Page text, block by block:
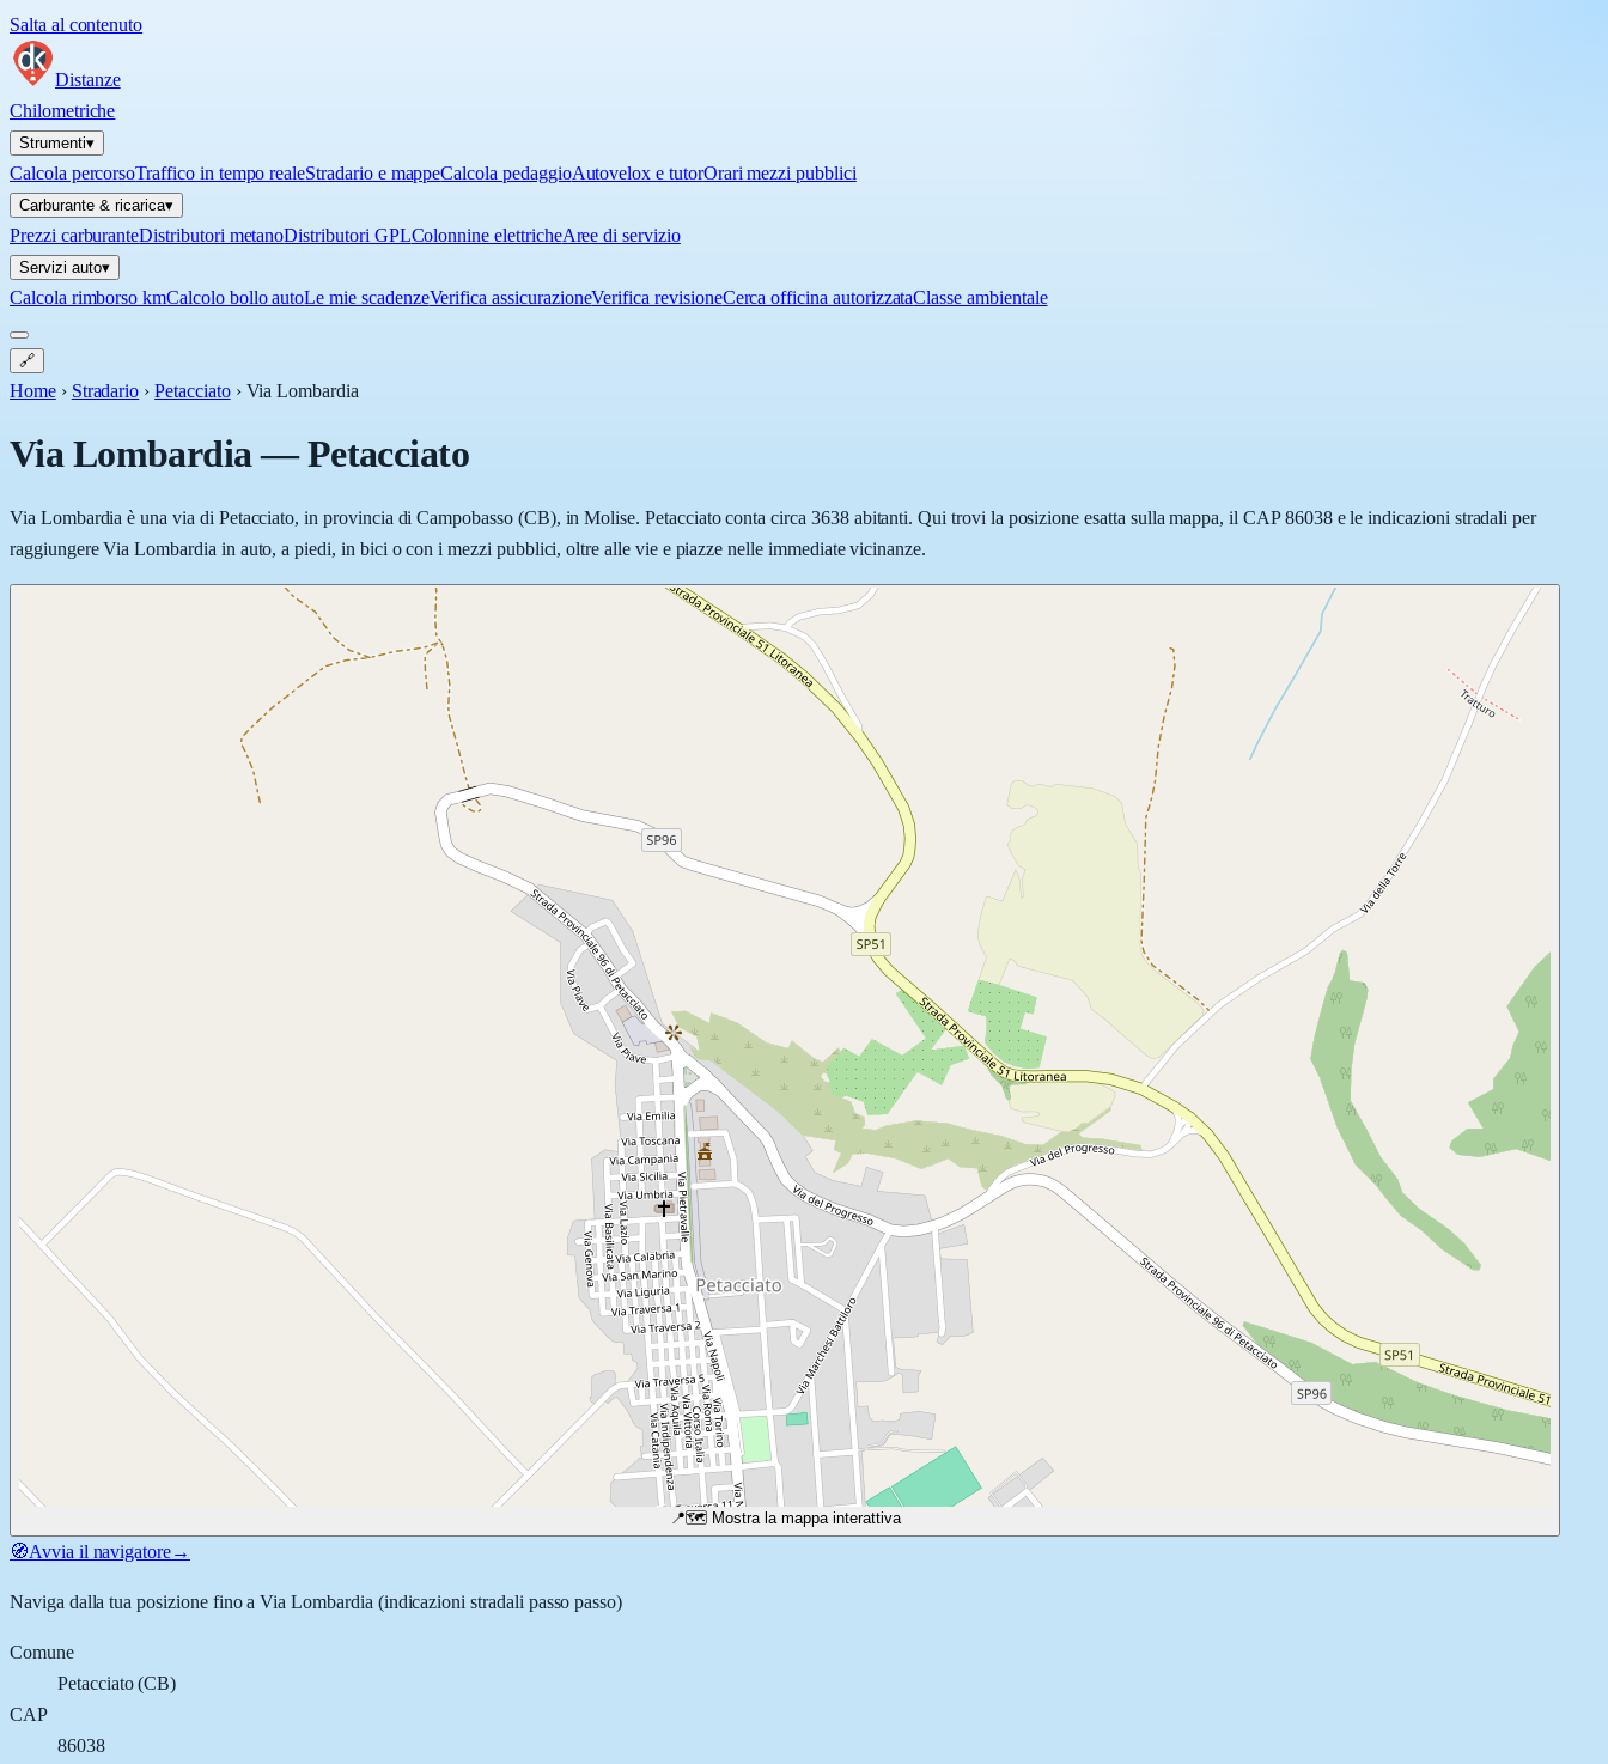
Salta al contenuto
Distanze
Chilometriche
Strumenti▾
Calcola percorsoTraffico in tempo realeStradario e mappeCalcola pedaggioAutovelox e tutorOrari mezzi pubblici
Carburante & ricarica▾
Prezzi carburanteDistributori metanoDistributori GPLColonnine elettricheAree di servizio
Servizi auto▾
Calcola rimborso kmCalcolo bollo autoLe mie scadenzeVerifica assicurazioneVerifica revisioneCerca officina autorizzataClasse ambientale
🔗
Home › Stradario › Petacciato › Via Lombardia
Via Lombardia—Petacciato
Via Lombardia è una via di Petacciato, in provincia di Campobasso (CB), in Molise. Petacciato conta circa 3638 abitanti. Qui trovi la posizione esatta sulla mappa, il CAP 86038 e le indicazioni stradali per
raggiungere Via Lombardia in auto, a piedi, in bici o con i mezzi pubblici, oltre alle vie e piazze nelle immediate vicinanze.
📍🗺️ Mostra la mappa interattiva
🧭Avvia il navigatore→
Naviga dalla tua posizione fino aVia Lombardia (indicazioni stradali passo passo)
Comune
Petacciato(CB)
CAP
86038